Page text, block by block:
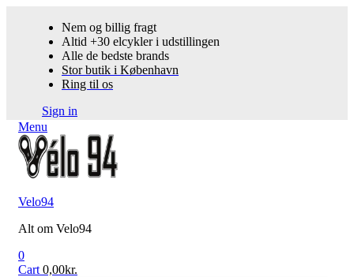
Nem og billig fragt
Altid +30 elcykler i udstillingen
Alle de bedste brands
Stor butik i København
Ring til os
Sign in
Menu
Velo94
Alt om Velo94
0
Cart 0,00kr.